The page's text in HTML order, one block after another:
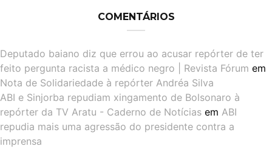
COMENTÁRIOS
Deputado baiano diz que errou ao acusar repórter de ter
feito pergunta racista a médico negro | Revista Fórum em
Nota de Solidariedade à repórter Andréa Silva
ABI e Sinjorba repudiam xingamento de Bolsonaro à
repórter da TV Aratu - Caderno de Notícias em ABI
repudia mais uma agressão do presidente contra a
imprensa